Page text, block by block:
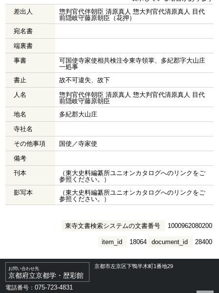
差出人
惣判官代伴朝臣 清原真人 惣大判官代清原真人 目代
前隠岐守藤原朝臣（花押）
宛名書
端裏書
事書
可国使寺家使相共検注令東寺領掌、多紀郡字大山庄
一処事
書止
故不可違失、故下
人名
惣判官代伴朝臣 清原真人 惣大判官代清原真人 目代
前隠岐守藤原朝臣
地名
多紀郡大山庄
寺社名
その他事項
国使／寺家使
備考
刊本
（東大史料編纂所ユニオンカタログへのリンクをご
参照ください。）
影写本
（東大史料編纂所ユニオンカタログへのリンクをご
参照ください。）
東寺文書検索システムの文書番号 1000962080200
document_id 28400
item_id 18064
お問い合わせ先
京都府立京都学・歴彩館
京都市左京区下鴨半木町1番地29
電話番号：075-723-4831